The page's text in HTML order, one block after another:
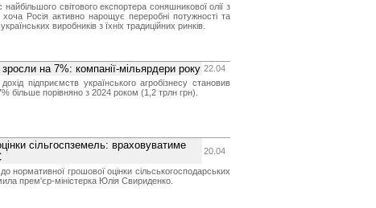
найбільшого світового експортера соняшникової олії з
Росія активно нарощує переробні потужності та
виробників з їхніх традиційних ринків.
на 7%: компанії-мільярдери року 22.04
підприємств українського агробізнесу становив
більше порівняно з 2024 роком (1,2 трлн грн).
сільгоспземель: враховуватиме
20.04
нормативної грошової оцінки сільськогосподарських
прем'єр-міністерка Юлія Свириденко.